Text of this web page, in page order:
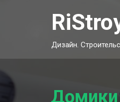
Дизайн.
Домики